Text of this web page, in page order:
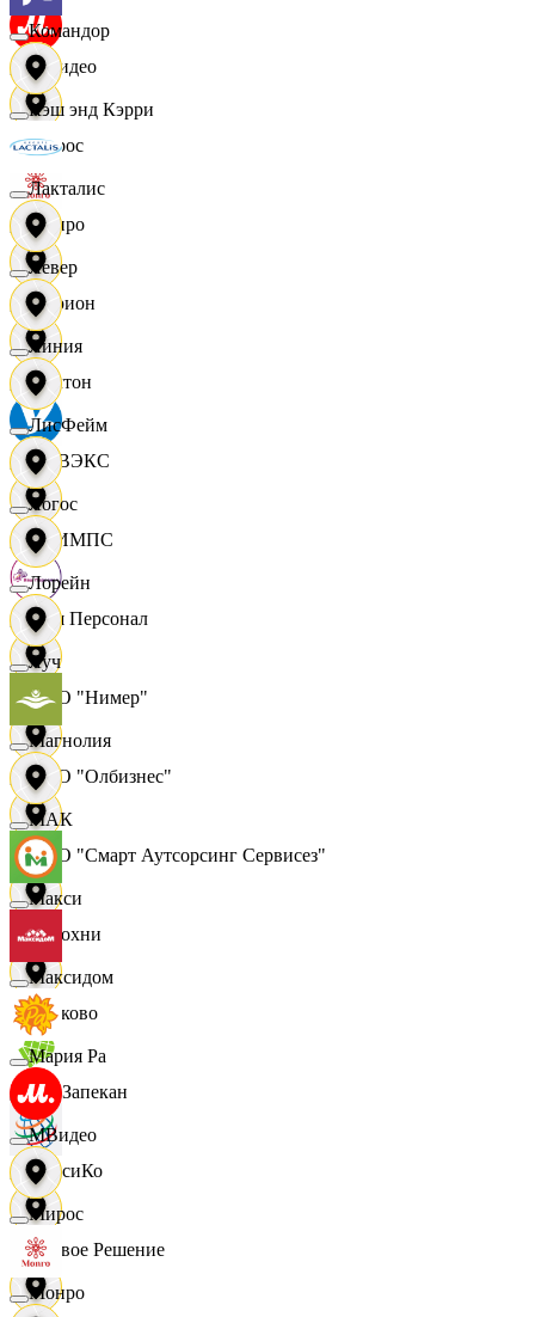
МВидео
Мирос
Монро
Морион
Мултон
НОВЭКС
ОЛИМПС
Ваш Персонал
ООО "Нимер"
ООО "Олбизнес"
ООО "Смарт Аутсорсинг Сервисез"
Отдохни
Очаково
ПанЗапекан
ПепсиКо
Первое Решение
Командор
Кэш энд Кэрри
Лакталис
Левер
Линия
ЛисФейм
Логос
Лорейн
Луч
Магнолия
МАК
Макси
Максидом
Мария Ра
МВидео
Мирос
Монро